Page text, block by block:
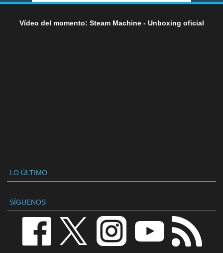
Vídeo del momento: Steam Machine - Unboxing oficial
LO ÚLTIMO
SÍGUENOS